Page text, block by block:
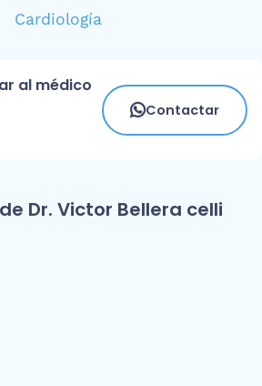
Cardiología
al médico
Contactar
Dr. Victor Bellera celli